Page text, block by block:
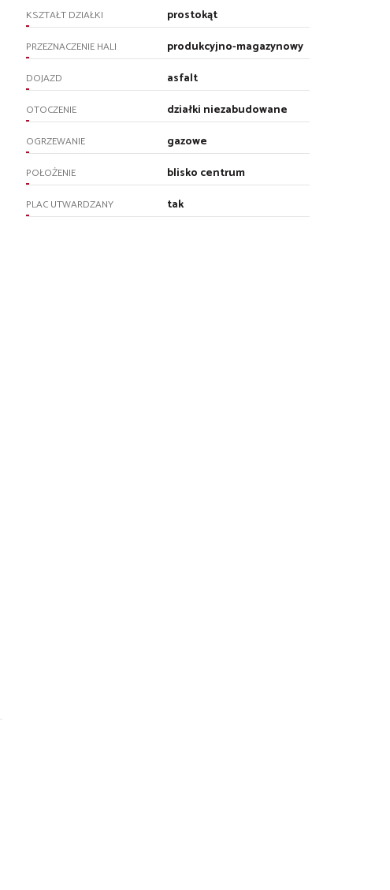
KSZTAŁT DZIAŁKI prostokąt
PRZEZNACZENIE HALI produkcyjno-magazynowy
DOJAZD asfalt
OTOCZENIE działki niezabudowane
OGRZEWANIE gazowe
POŁOŻENIE blisko centrum
PLAC UTWARDZANY tak